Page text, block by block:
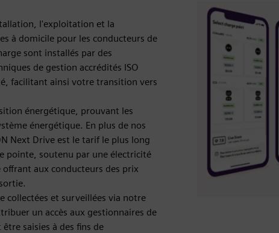
l'exploitation et la
à domicile pour les conducteurs de
sont installés par des
de gestion accrédités ISO
facilitant ainsi votre transition vers
énergétique, prouvant les
énergétique. En plus de nos
Next Drive est le tarif le plus long
pointe, soutenu par une électricité
aux conducteurs des prix
collectées et surveillées via notre
un accès aux gestionnaires de
saisies à des fins de